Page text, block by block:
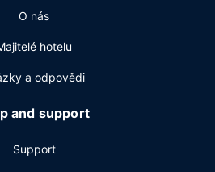
O nás
hotelu
a odpovědi
and support
Support